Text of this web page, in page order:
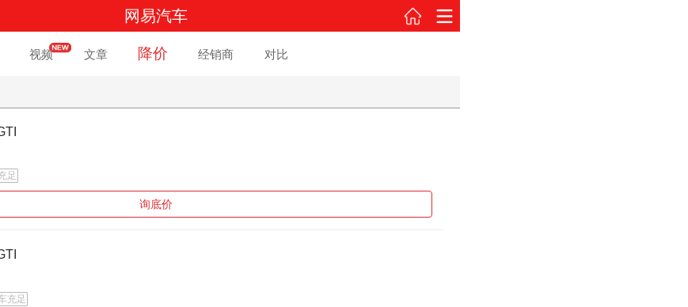
网易汽车
视频 文章 降价 经销商 对比
足
询底价
充足